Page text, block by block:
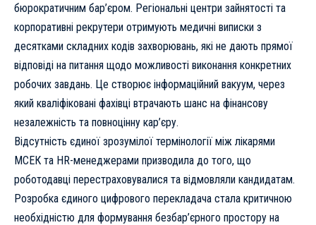
бюрократичним бар’єром. Регіональні центри зайнятості та
корпоративні рекрутери отримують медичні виписки з
десятками складних кодів захворювань, які не дають прямої
відповіді на питання щодо можливості виконання конкретних
робочих завдань. Це створює інформаційний вакуум, через
який кваліфіковані фахівці втрачають шанс на фінансову
незалежність та повноцінну кар’єру.
Відсутність єдиної зрозумілої термінології між лікарями
МСЕК та HR-менеджерами призводила до того, що
роботодавці перестраховувалися та відмовляли кандидатам.
Розробка єдиного цифрового перекладача стала критичною
необхідністю для формування безбар’єрного простору на